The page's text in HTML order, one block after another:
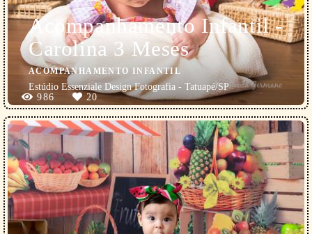
Acompanhamento Infantil -
Carolina 3 Meses
ACOMPANHAMENTO INFANTIL
Estúdio Essenziale Design Fotografia - Tatuapé/SP
986
20